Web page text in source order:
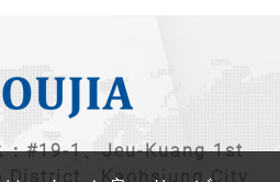
：#19-1、Jeu-Kuang 1st
District、Kaohsiung City